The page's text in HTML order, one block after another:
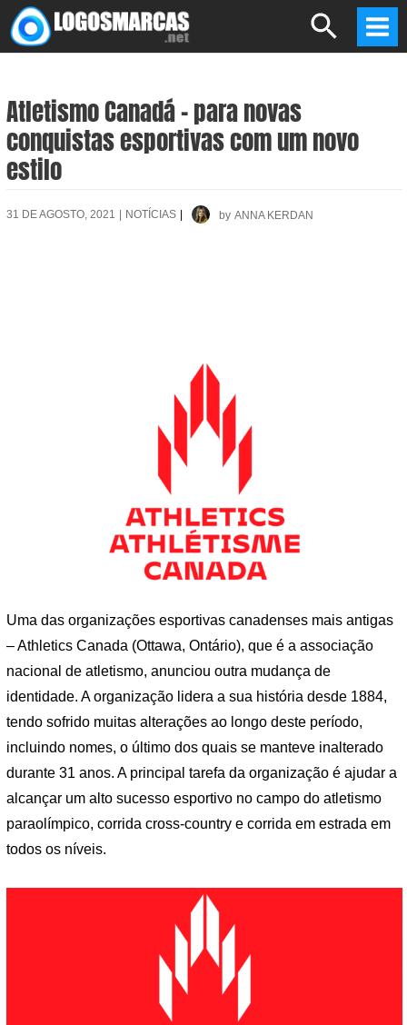
Skip
to
Search
Atletismo Canadá – para novas
conquistas esportivas com um novo
estilo
31 DE AGOSTO, 2021 NOTÍCIAS by ANNA KERDAN
Uma das organizações esportivas canadenses mais antigas
– Athletics Canada (Ottawa, Ontário), que é a associação
nacional de atletismo, anunciou outra mudança de
identidade. A organização lidera a sua história desde 1884,
tendo sofrido muitas alterações ao longo deste período,
incluindo nomes, o último dos quais se manteve inalterado
durante 31 anos. A principal tarefa da organização é ajudar a
alcançar um alto sucesso esportivo no campo do atletismo
paraolímpico, corrida cross-country e corrida em estrada em
todos os níveis.